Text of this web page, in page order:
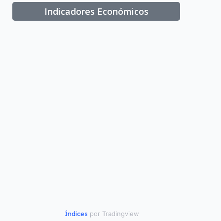
Indicadores Económicos
Índices por Tradingview